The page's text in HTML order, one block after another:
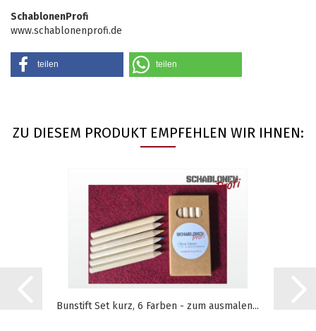
SchablonenProfi
www.schablonenprofi.de
teilen teilen
ZU DIESEM PRODUKT EMPFEHLEN WIR IHNEN:
Bunstift Set kurz, 6 Farben - zum ausmalen...